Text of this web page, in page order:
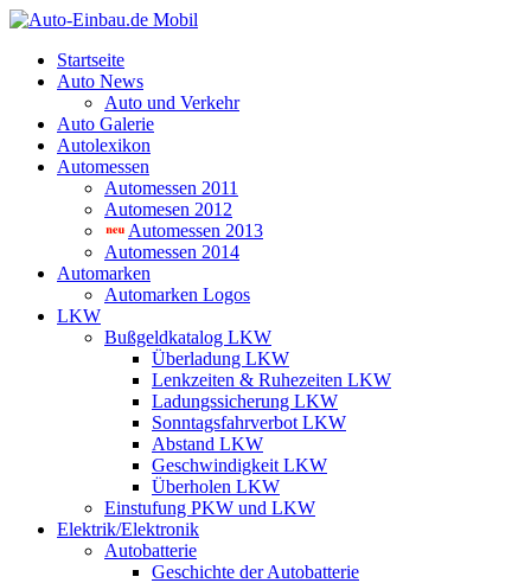
Startseite
Auto News
Auto und Verkehr
Auto Galerie
Autolexikon
Automessen
Automessen 2011
Automesen 2012
Automessen 2013
Automessen 2014
Automarken
Automarken Logos
LKW
Bußgeldkatalog LKW
Überladung LKW
Lenkzeiten & Ruhezeiten LKW
Ladungssicherung LKW
Sonntagsfahrverbot LKW
Abstand LKW
Geschwindigkeit LKW
Überholen LKW
Einstufung PKW und LKW
Elektrik/Elektronik
Autobatterie
Geschichte der Autobatterie